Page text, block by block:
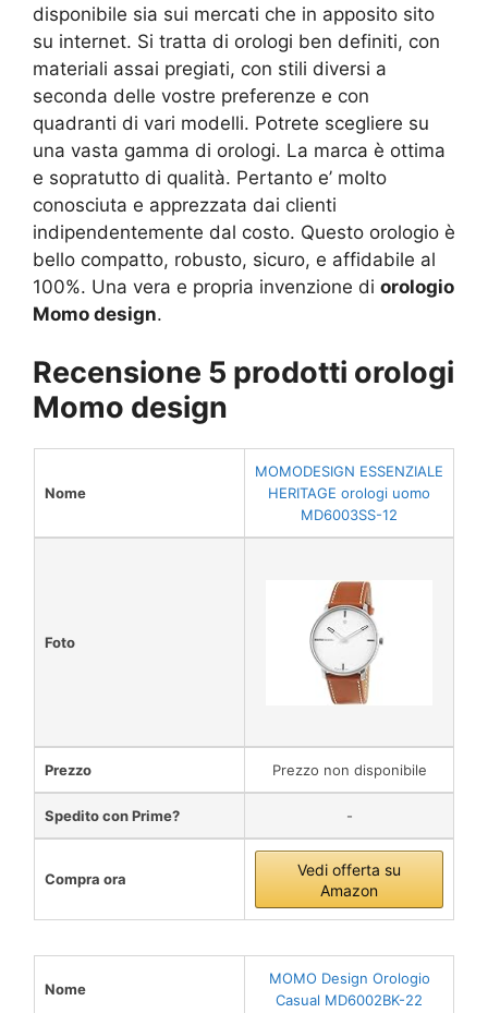
disponibile sia sui mercati che in apposito sito
su internet. Si tratta di orologi ben definiti, con
materiali assai pregiati, con stili diversi a
seconda delle vostre preferenze e con
quadranti di vari modelli. Potrete scegliere su
una vasta gamma di orologi. La marca è ottima
e sopratutto di qualità. Pertanto e’ molto
conosciuta e apprezzata dai clienti
indipendentemente dal costo. Questo orologio è
bello compatto, robusto, sicuro, e affidabile al
100%. Una vera e propria invenzione di orologio
Momo design.
Recensione 5 prodotti orologi
Momo design
Nome
MOMODESIGN ESSENZIALE
HERITAGE orologi uomo
MD6003SS-12
Foto
Prezzo Prezzo non disponibile
Spedito con Prime? -
Compra ora
Vedi offerta su
Amazon
Nome
MOMO Design Orologio
Casual MD6002BK-22